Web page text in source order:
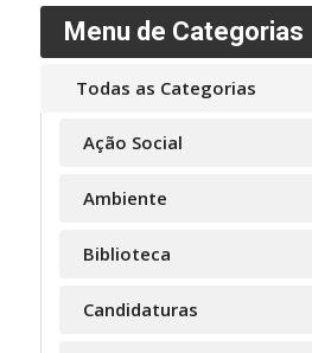
Menu de Categorias
Todas as Categorias
Ação Social
Ambiente
Biblioteca
Candidaturas